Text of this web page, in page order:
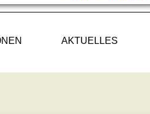
AKTUELLES